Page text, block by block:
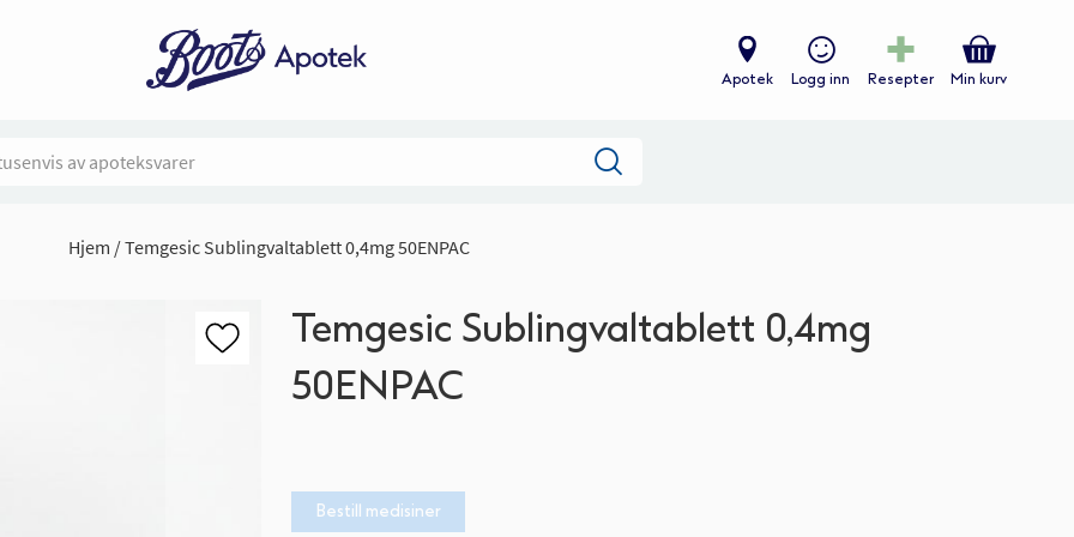
Apotek Logg inn Resepter Min kurv
Hjem Temgesic Sublingvaltablett 0,4mg 50ENPAC
Temgesic Sublingvaltablett 0,4mg
50ENPAC
Bestill medisiner